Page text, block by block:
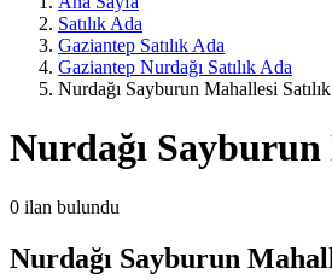
Satılık Ada
Gaziantep Satılık Ada
Gaziantep Nurdağı Satılık Ada
Nurdağı Sayburun Mahallesi
Nurdağı Sayburun
0 ilan bulundu
Nurdağı Sayburun